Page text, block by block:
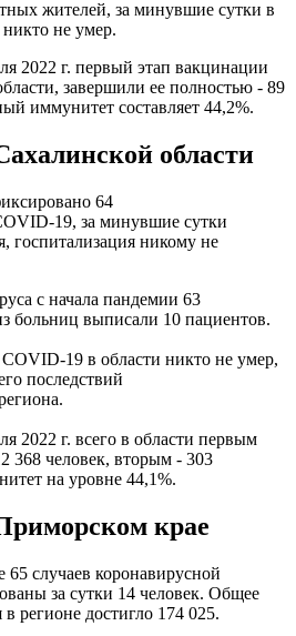
жителей, за минувшие сутки в
никто не умер.
2022 г. первый этап вакцинации
завершили ее полностью - 89
иммунитет составляет 44,2%.
области
64
19, за минувшие сутки
госпитализация никому не
с начала пандемии 63
больниц выписали 10 пациентов.
19 в области никто не умер,
последствий
2022 г. всего в области первым
368 человек, вторым - 303
на уровне 44,1%.
крае
случаев коронавирусной
за сутки 14 человек. Общее
регионе достигло 174 025.